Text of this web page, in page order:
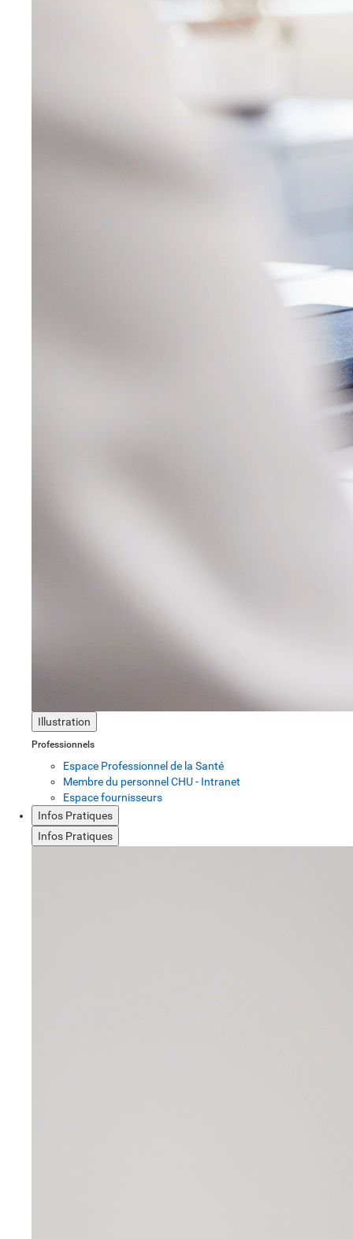
Illustration
Professionnels
Espace Professionnel de la Santé
Membre du personnel CHU - Intranet
Espace fournisseurs
Infos Pratiques
Infos Pratiques